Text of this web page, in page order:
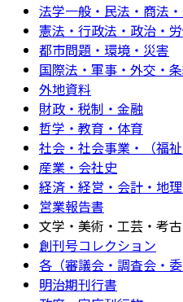
法学一般・民法・商法
憲法・行政法・政治・
都市問題・環境・災害
国際法・軍事・外交・
外地資料
財政・税制・金融
哲学・教育・体育
社会・社会事業・（福
産業・会社史
経済・経営・会計・地
営業報告書
文学・美術・工芸・考
創刊号コレクション
各（審議会・調査会・
明治期刊行書